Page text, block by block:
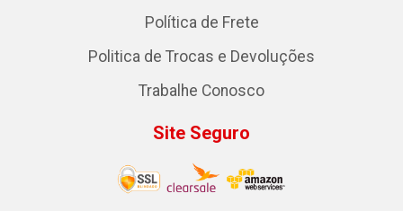
Política de Frete
Politica de Trocas e Devoluções
Trabalhe Conosco
Site Seguro